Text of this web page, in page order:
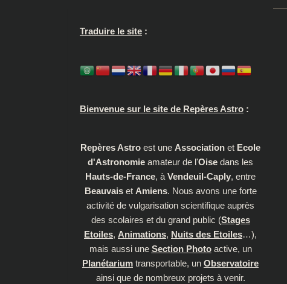
Traduire le site :
Bienvenue sur le site de Repères Astro :
Repères Astro est une Association et Ecole
d'Astronomie amateur de l'Oise dans les
Hauts-de-France, à Vendeuil-Caply, entre
Beauvaiset Amiens. Nous avons une forte
activité de vulgarisation scientifique auprès
des scolaires et du grand public (Stages
Etoiles, Animations, Nuits des Etoiles…),
mais aussi une Section Photoactive, un
Planétarium transportable, un Observatoire
ainsi que de nombreux projets à venir.